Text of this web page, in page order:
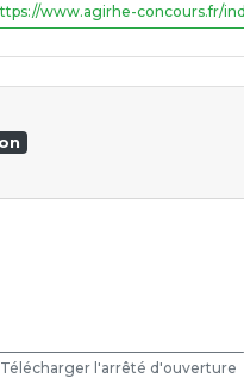
www.agirhe-concours.fr/
Télécharger l'arrêté d'ouverture